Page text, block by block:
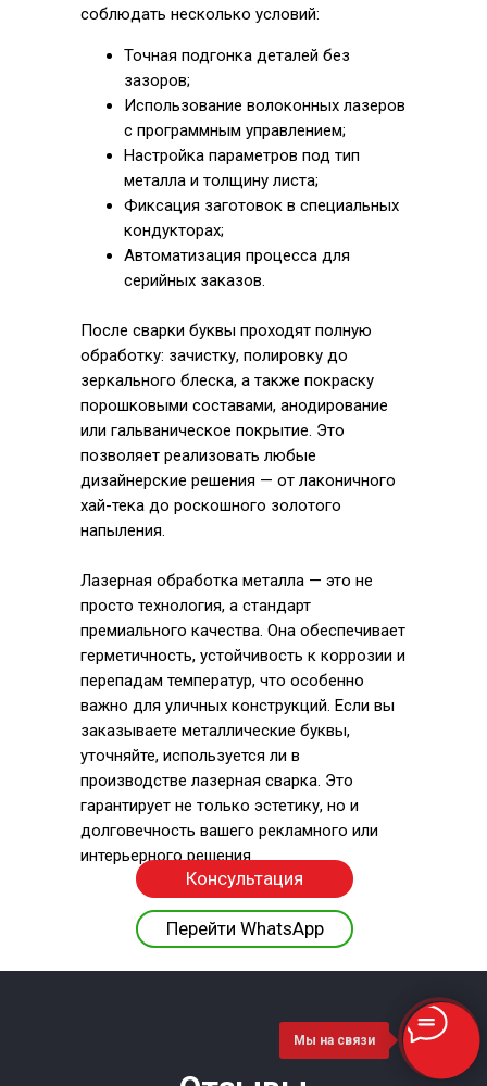
Мы на связи
соблюдать несколько условий:
Точная подгонка деталей без
зазоров;
Использование волоконных лазеров
с программным управлением;
Настройка параметров под тип
металла и толщину листа;
Фиксация заготовок в специальных
кондукторах;
Автоматизация процесса для
серийных заказов.
После сварки буквы проходят полную
обработку: зачистку, полировку до
зеркального блеска, а также покраску
порошковыми составами, анодирование
или гальваническое покрытие. Это
позволяет реализовать любые
дизайнерские решения — от лаконичного
хай-тека до роскошного золотого
напыления.
Лазерная обработка металла — это не
просто технология, а стандарт
премиального качества. Она обеспечивает
герметичность, устойчивость к коррозии и
перепадам температур, что особенно
важно для уличных конструкций. Если вы
заказываете металлические буквы,
уточняйте, используется ли в
производстве лазерная сварка. Это
гарантирует не только эстетику, но и
долговечность вашего рекламного или
интерьерного решения.
Консультация
Перейти WhatsApp
качественному производству
Лазерный раскрой листового металла
буквы: технология яркого присутствия
В эпоху визуального перенасыщения
сильного бренда